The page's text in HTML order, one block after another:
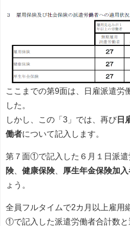
ここまでの第9面は、日雇派遣労
した。
しかし、この「3」では、再び 日
働者について記入します。
第７面①で記入した６月１日派遣
険、 健康保険、 厚生年金保険加入
ょう。
全員フルタイムで2カ月以上雇用
①で記入した派遣労働者合計数と